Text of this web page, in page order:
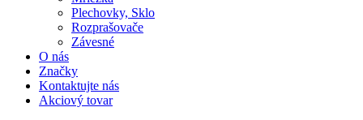
Plechovky, Sklo
Rozprašovače
Závesné
O nás
Značky
Kontaktujte nás
Akciový tovar